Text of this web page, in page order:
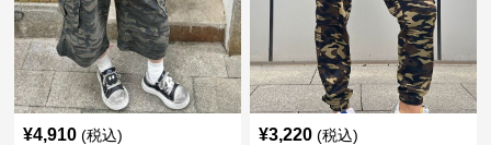
¥4,910 (税込) ¥3,220 (税込)